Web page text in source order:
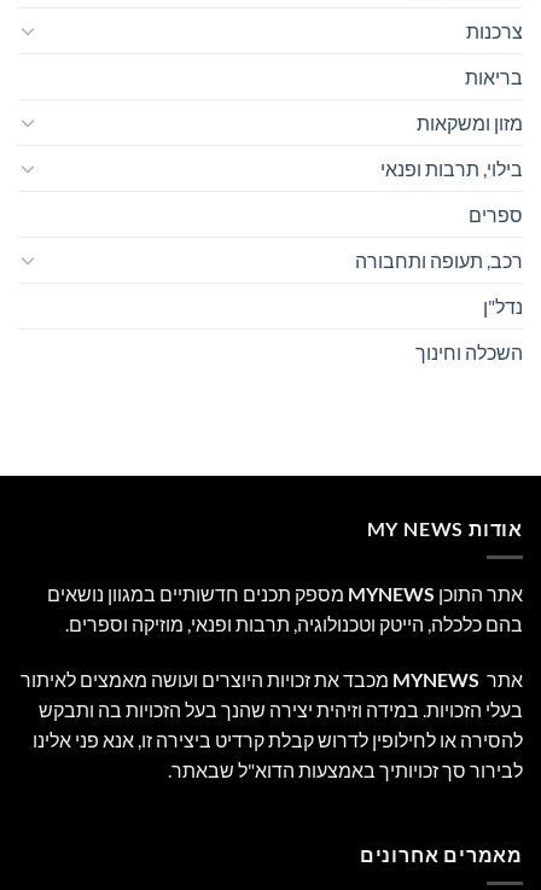
צרכנות
בריאות
מזון ומשקאות
בילוי, תרבות ופנאי
ספרים
רכב, תעופה ותחבורה
נדל"ן
השכלה וחינוך
אודות MY NEWS
אתר התוכן MYNEWS מספק תכנים חדשותיים במגוון נושאים
בהם כלכלה, הייטק וטכנולוגיה, תרבות ופנאי, מוזיקה וספרים.
אתר MYNEWS מכבד את זכויות היוצרים ועושה מאמצים לאיתור
בעלי הזכויות. במידה וזיהית יצירה שהנך בעל הזכויות בה ותבקש
להסירה או לחילופין לדרוש קבלת קרדיט ביצירה זו, אנא פני אלינו
לבירור סך זכויותיך באמצעות הדוא"ל שבאתר.
מאמרים אחרונים